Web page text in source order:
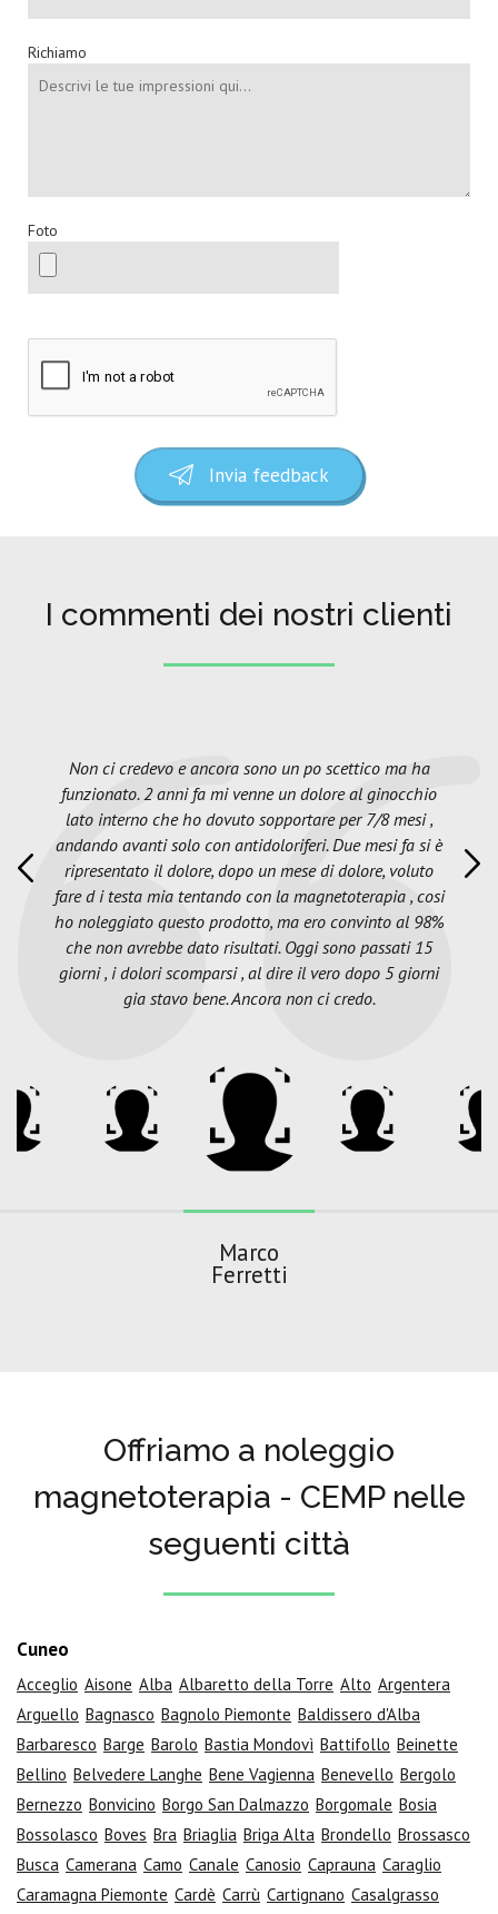
Richiamo
Foto
Invia feedback
I commenti dei nostri clienti
Non ci credevo e ancora sono un po scettico ma ha
funzionato. 2 anni fa mi venne un dolore al ginocchio
lato interno che ho dovuto sopportare per 7/8 mesi ,
andando avanti solo con antidoloriferi. Due mesi fa si è
ripresentato il dolore, dopo un mese di dolore, voluto
fare d i testa mia tentando con la magnetoterapia , cosi
ho noleggiato questo prodotto, ma ero convinto al 98%
che non avrebbe dato risultati. Oggi sono passati 15
giorni , i dolori scomparsi , al dire il vero dopo 5 giorni
gia stavo bene. Ancora non ci credo.
Marco
Ferretti
Offriamo a noleggio
magnetoterapia - CEMP nelle
seguenti città
Cuneo
Acceglio Aisone Alba Albaretto della Torre Alto Argentera
Arguello Bagnasco Bagnolo Piemonte Baldissero d'Alba
Barbaresco Barge Barolo Bastia Mondovì Battifollo Beinette
Bellino Belvedere Langhe Bene Vagienna Benevello Bergolo
Bernezzo Bonvicino Borgo San Dalmazzo Borgomale Bosia
Bossolasco Boves Bra Briaglia Briga Alta Brondello Brossasco
Busca Camerana Camo Canale Canosio Caprauna Caraglio
Caramagna Piemonte Cardè Carrù Cartignano Casalgrasso